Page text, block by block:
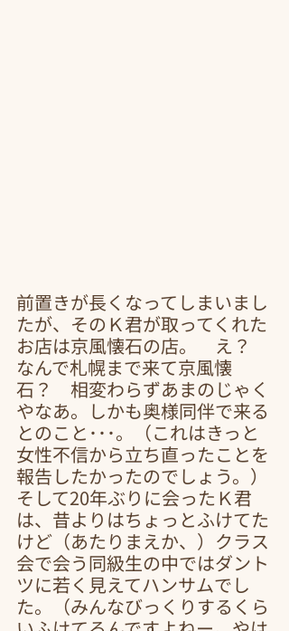
前置きが長くなってしまいまし
たが、そのＫ君が取ってくれた
お店は京風懐石の店。　え？
なんで札幌まで来て京風懐
石？　相変わらずあまのじゃく
やなあ。しかも奥様同伴で来る
とのこと･･･。（これはきっと
女性不信から立ち直ったことを
報告したかったのでしょう。）
そして20年ぶりに会ったＫ君
は、昔よりはちょっとふけてた
けど（あたりまえか、）クラス
会で会う同級生の中ではダント
ツに若く見えてハンサムでし
た。（みんなびっくりするくら